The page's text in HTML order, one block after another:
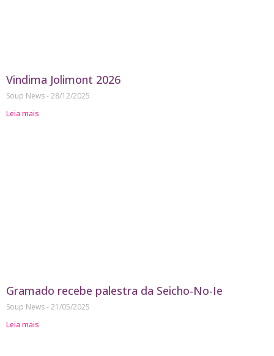
Vindima Jolimont 2026
Soup News 28/12/2025
Leia mais
Gramado recebe palestra da Seicho-No-Ie
Soup News 21/05/2025
Leia mais